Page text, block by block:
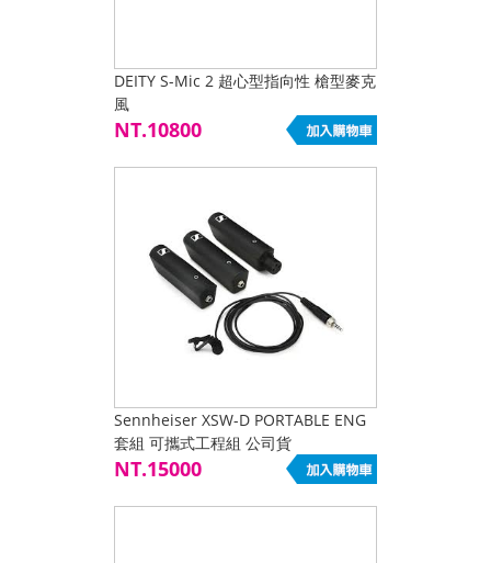
DEITY S-Mic 2 超心型指向性 槍型麥克
風
NT.10800
Sennheiser XSW-D PORTABLE ENG
套組 可攜式工程組 公司貨
NT.15000